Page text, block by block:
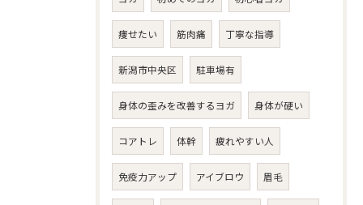
痩せたい 筋肉痛 丁寧な指導
新潟市中央区 駐車場有
身体の歪みを改善するヨガ 身体が硬い
コアトレ 体幹 疲れやすい人
免疫力アップ アイブロウ 眉毛